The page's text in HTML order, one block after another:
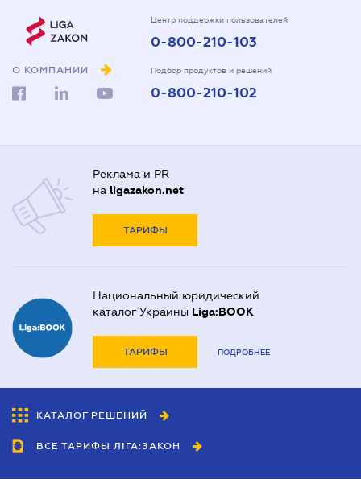
О КОМПАНИИ
Центр поддержки пользователей
0-800-210-103
Подбор продуктов и решений
0-800-210-102
Реклама и PR
на ligazakon.net
ТАРИФЫ
Национальный юридический
каталог Украины Liga:BOOK
ТАРИФЫ ПОДРОБНЕЕ
КАТАЛОГ РЕШЕНИЙ
ВСЕ ТАРИФЫ ЛІГА:ЗАКОН